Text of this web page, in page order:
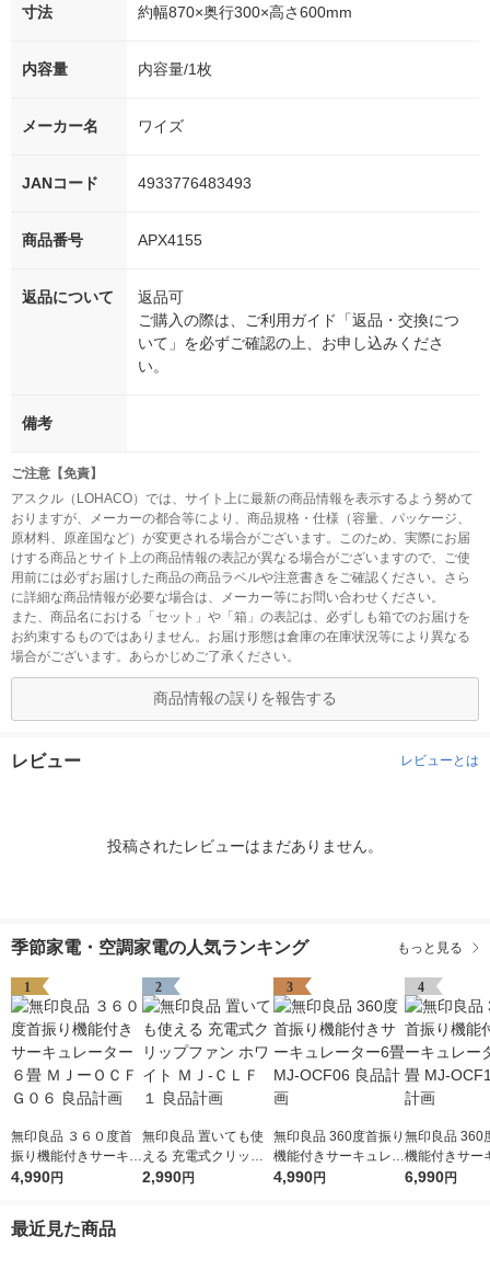
寸法 約幅870×奥行300×高さ600mm
内容量 内容量/1枚
メーカー名 ワイズ
JANコード 4933776483493
商品番号 APX4155
返品について
返品可
ご購入の際は、ご利用ガイド「返品・交換につ
いて」を必ずご確認の上、お申し込みくださ
い。
備考
ご注意【免責】
アスクル（LOHACO）では、サイト上に最新の商品情報を表示するよう努めて
おりますが、メーカーの都合等により、商品規格・仕様（容量、パッケージ、
原材料、原産国など）が変更される場合がございます。このため、実際にお届
けする商品とサイト上の商品情報の表記が異なる場合がございますので、ご使
用前には必ずお届けした商品の商品ラベルや注意書きをご確認ください。さら
に詳細な商品情報が必要な場合は、メーカー等にお問い合わせください。
また、商品名における「セット」や「箱」の表記は、必ずしも箱でのお届けを
お約束するものではありません。お届け形態は倉庫の在庫状況等により異なる
場合がございます。あらかじめご了承ください。
商品情報の誤りを報告する
レビュー レビューとは
投稿されたレビューはまだありません。
季節家電・空調家電の人気ランキング もっと見る
1
無印良品 ３６０度首
振り機能付きサーキュ
レーター６畳 ＭＪー
4,990円
2
無印良品 置いても使
える 充電式クリップ
ファン ホワイト ＭＪ-
2,990円
3
無印良品 360度首振り
機能付きサーキュレー
ター6畳 MJ-OCF06 良
4,990円
4
無印良品 360
機能付きサー
ター18畳 MJ-
6,990円
最近見た商品